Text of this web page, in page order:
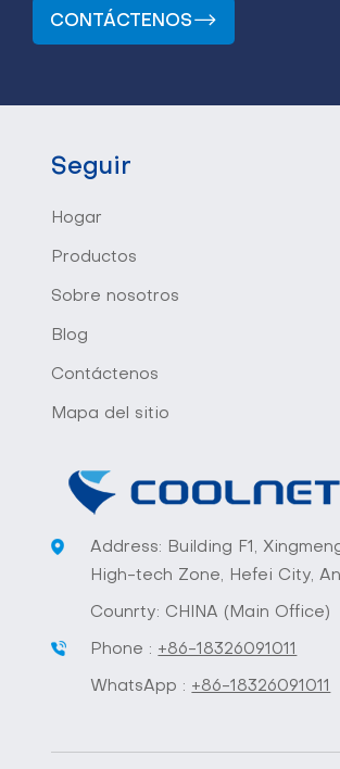
CONTÁCTENOS
Seguir
Hogar
Productos
Sobre nosotros
Blog
Contáctenos
Mapa del sitio
Address: Building F1,
High-tech Zone, Hefei City,
Counrty: CHINA (Main Office)
Phone : +86-18326091011
WhatsApp : +86-18326091011